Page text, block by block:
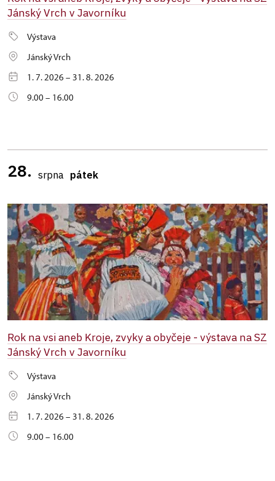
Jánský Vrch v Javorníku
Výstava
Jánský Vrch
1. 7. 2026 – 31. 8. 2026
9.00 – 16.00
28. srpna pátek
Rok na vsi aneb Kroje, zvyky a obyčeje - výstava na SZ
Jánský Vrch v Javorníku
Výstava
Jánský Vrch
1. 7. 2026 – 31. 8. 2026
9.00 – 16.00